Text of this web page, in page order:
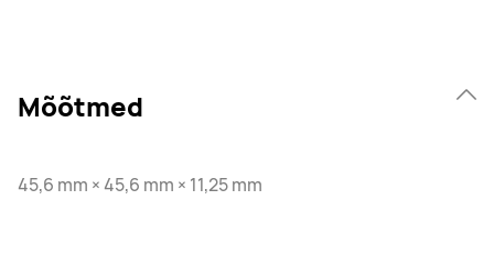
Mõõtmed
45,6 mm × 45,6 mm × 11,25 mm